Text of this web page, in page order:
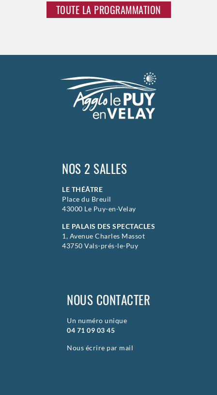
23h00
Samedi19 septembre 2026
TOUTE LA PROGRAMMATION
NOS 2 SALLES
LE THÉÂTRE
Place du Breuil
43000 Le Puy-en-Velay
LE PALAIS DES SPECTACLES
1, Avenue Charles Massot
43750 Vals-prés-le-Puy
NOUS CONTACTER
Un numéro unique
04 71 09 03 45
Nous écrire par mail